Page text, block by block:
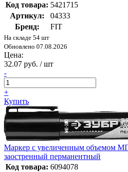
Код товара: 5421715
Артикул:
04333
Бренд:
FIT
На складе 54 шт
Обновлено 07.08.2026
Цена:
32.07 руб. / шт
-
+
Купить
Маркер с увеличенным объемом
заостренный перманентный
Код товара: 6094078